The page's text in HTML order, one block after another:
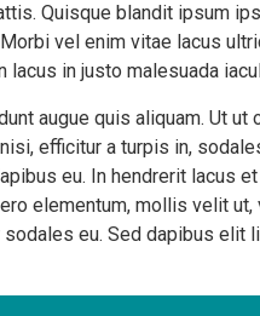
Quisque blandit ipsum
vel enim vitae lacus
in justo malesuada
augue quis aliquam. Ut ut
efficitur a turpis in,
eu. In hendrerit lacus
elementum, mollis velit
eu. Sed dapibus